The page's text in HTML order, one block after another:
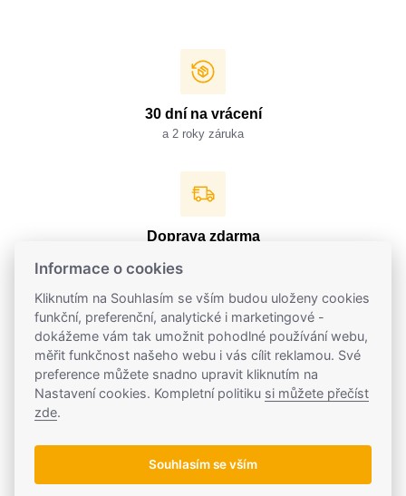
30 dní na vrácení
a 2 roky záruka
Doprava zdarma
Česká značka
z Prahy a Vysočiny
Vše skladem
Informace o cookies
Kliknutím na Souhlasím se vším budou uloženy cookies
funkční, preferenční, analytické i marketingové -
dokážeme vám tak umožnit pohodlné používání webu,
měřit funkčnost našeho webu i vás cílit reklamou. Své
preference můžete snadno upravit kliknutím na
Nastavení cookies. Kompletní politiku si můžete přečíst
zde.
Souhlasím se vším